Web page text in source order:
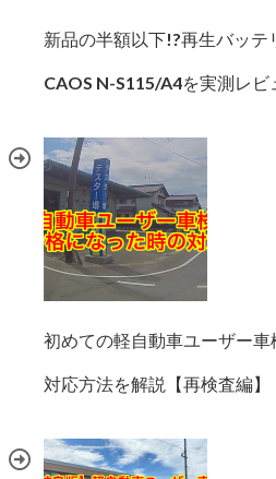
新品の半額以下!?再生バッ
CAOS N-S115/A4を実測レビ
初めての軽自動車ユーザー
対応方法を解説【再検査編】